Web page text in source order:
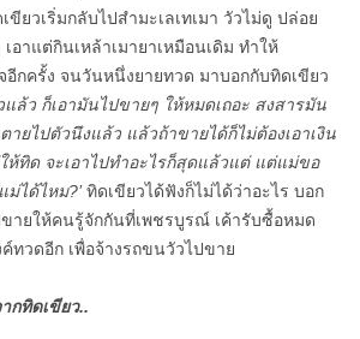
ขียวเริ่มกลับไปสำมะเลเทเมา วัวไม่ดู ปล่อย
อาแต่กินเหล้าเมายาเหมือนเดิม ทำให้
อีกครั้ง จนวันหนึ่งยายทวด มาบอกกับทิดเขียว
แล้ว ก็เอามันไปขายๆ ให้หมดเถอะ สงสารมัน
ยไปตัวนึงแล้ว แล้วถ้าขายได้ก็ไม่ต้องเอาเงิน
ทิด จะเอาไปทำอะไรก็สุดแล้วแต่ แต่แม่ขอ
ม่ได้ไหม?’ทิดเขียวได้ฟังก็ไม่ได้ว่าอะไร บอก
ขายให้คนรู้จักกันที่เพชรบูรณ์ เค้ารับซื้อหมด
ทวดอีก เพื่อจ้างรถขนวัวไปขาย
กทิดเขียว..